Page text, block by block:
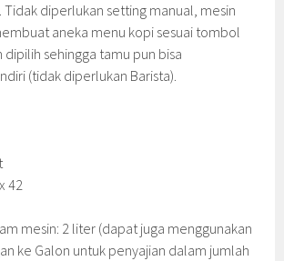
Tidak diperlukan setting manual, mesin
aneka menu kopi sesuai tombol
sehingga tamu pun bisa
(tidak diperlukan Barista).
42
mesin: 2 liter (dapat juga menggunakan
ke Galon untuk penyajian dalam jumlah